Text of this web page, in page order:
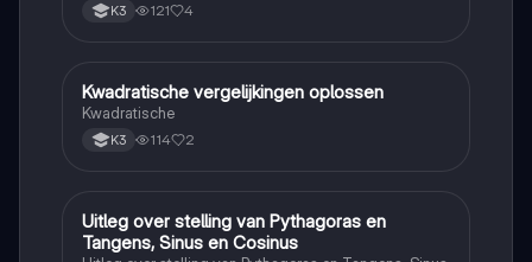
K3 121 4
Wiskunde
Kwadratische vergelijkingen oplossen
Kwadratische
K3 114 2
Wiskunde
Uitleg over stelling van Pythagoras en
Tangens, Sinus en Cosinus